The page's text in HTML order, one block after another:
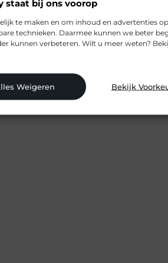
staat bij ons voorop
te maken en om inhoud en advertenties
technieken. Daarmee kunnen we beter
kunnen verbeteren. Wilt u meer weten?
Weigeren Bekijk